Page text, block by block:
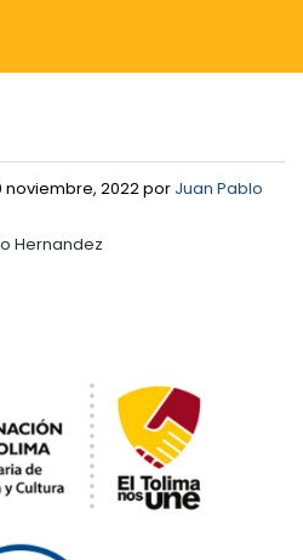
2022 por Juan Pablo
Hernandez